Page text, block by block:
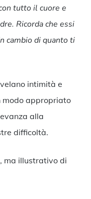
tutto il cuore e
Ricorda che essi
cambio di quanto ti
intimità e
modo appropriato
alla
difficoltà.
ma illustrativo di